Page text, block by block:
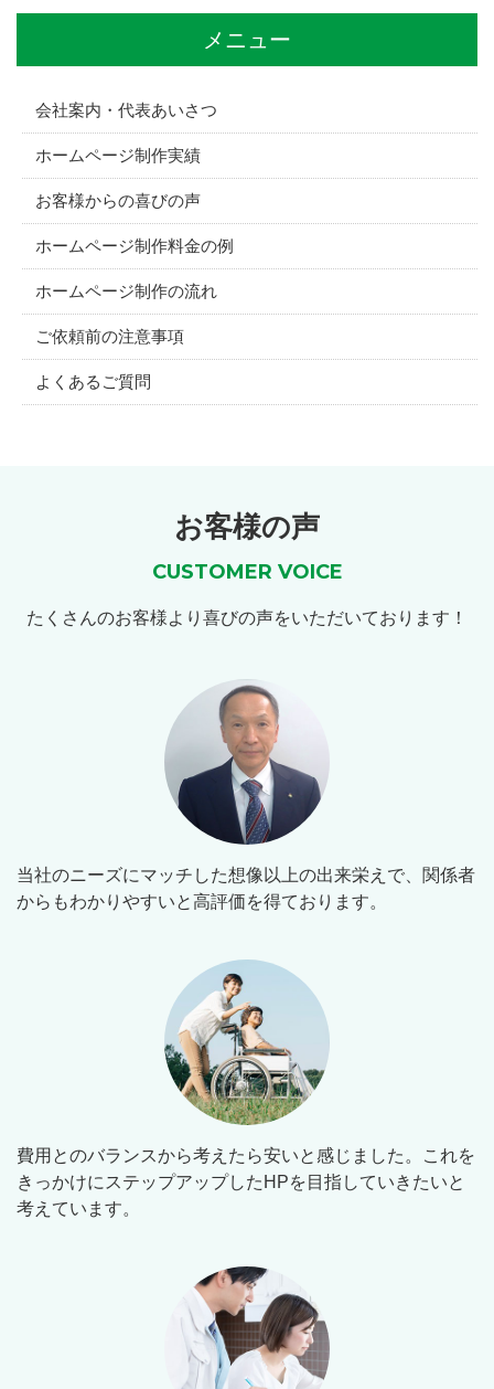
メニュー
会社案内・代表あいさつ
ホームページ制作実績
お客様からの喜びの声
ホームページ制作料金の例
ホームページ制作の流れ
ご依頼前の注意事項
よくあるご質問
お客様の声
CUSTOMER VOICE
たくさんのお客様より喜びの声をいただいております！
当社のニーズにマッチした想像以上の出来栄えで、関係者
からもわかりやすいと高評価を得ております。
費用とのバランスから考えたら安いと感じました。これを
きっかけにステップアップしたHPを目指していきたいと
考えています。